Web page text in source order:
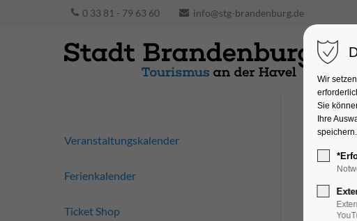
0 33 81 - 79 63 60 info@stg-brandenburg.de
Veranstaltungskalender
Ferienkalender
Ticket Shop
Wir
Sie
Ihre
speichern.